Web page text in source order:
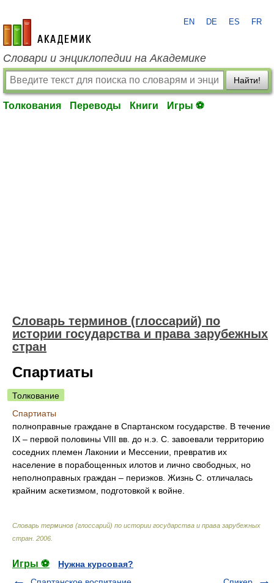
academic.ru
EN DE ES FR
Словари и энциклопедии на Академике
Найти!
Толкования Переводы Книги Игры ⚽
Словарь терминов (глоссарий) по
истории государства и права зарубежных
стран
Спартиаты
Толкование
Спартиаты
полноправные граждане в Спартанском государстве. В течение
IX – первой половины VIII вв. до н.э. С. завоевали территорию
соседних племен Лаконии и Мессении, превратив их
население в порабощенных илотов и лично свободных, но
неполноправных граждан – периэков. Жизнь С. отличалась
крайним аскетизмом, подготовкой к войне.
Словарь терминов (глоссарий) по истории государства и права зарубежных
стран 2006
Игры ⚽
Нужна курсовая?